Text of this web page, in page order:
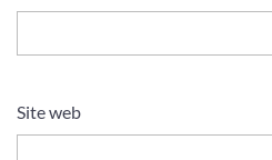
Site web